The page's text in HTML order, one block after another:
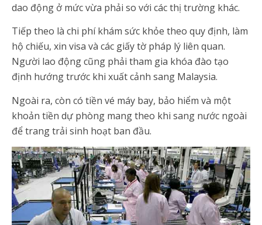
dao động ở mức vừa phải so với các thị trường khác.
Tiếp theo là chi phí khám sức khỏe theo quy định, làm
hộ chiếu, xin visa và các giấy tờ pháp lý liên quan.
Người lao động cũng phải tham gia khóa đào tạo
định hướng trước khi xuất cảnh sang Malaysia.
Ngoài ra, còn có tiền vé máy bay, bảo hiểm và một
khoản tiền dự phòng mang theo khi sang nước ngoài
để trang trải sinh hoạt ban đầu.